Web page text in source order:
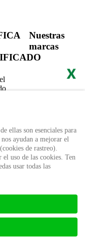
Nuestras
marcas
ellas son esenciales para
ayudan a mejorar el
de rastreo).
uso de las cookies. Ten
usar todas las